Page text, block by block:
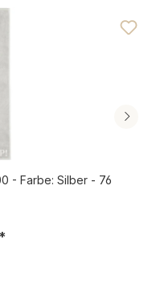
von 5 Sternen
- Farbe: Silber - 76
Preis:
*